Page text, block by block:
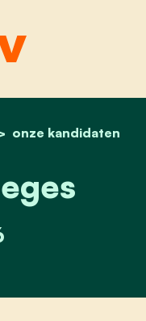
onze kandidaten
roeges